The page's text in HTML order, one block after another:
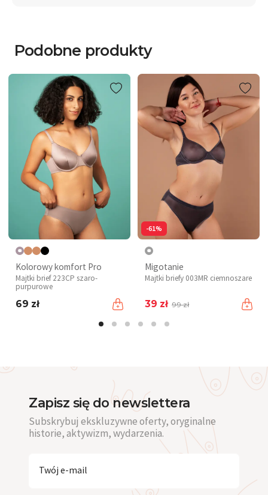
Podobne produkty
Kolorowy komfort Pro
Majtki brief 223CP szaro-
purpurowe
69 zł
-61%
Migotanie
Majtki briefy 003MR ciemnoszare
39 zł 99 zł
Zapisz się do newslettera
Subskrybuj ekskluzywne oferty, oryginalne
historie, aktywizm, wydarzenia.
Twój e-mail